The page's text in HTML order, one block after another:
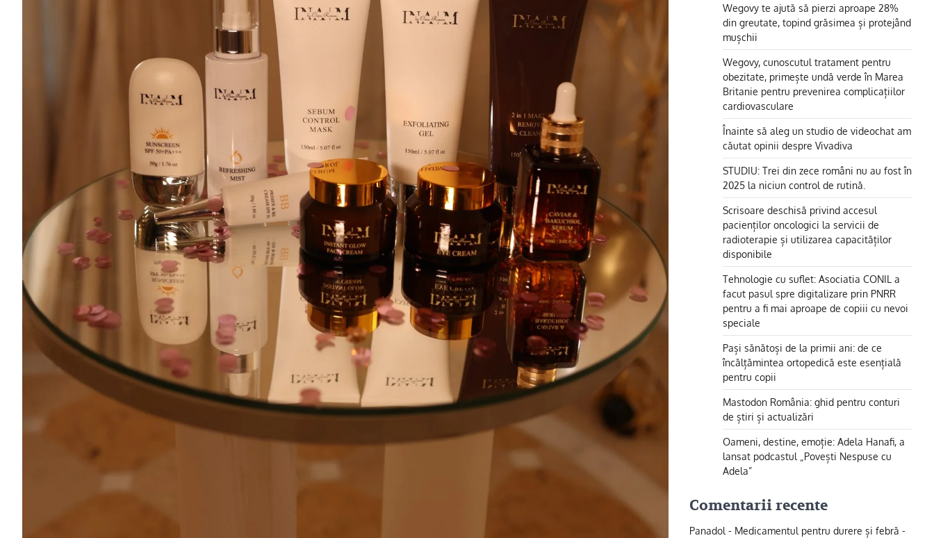
Wegovy te ajută să pierzi aproape 28%
din greutate, topind grăsimea și protejând
mușchii
Wegovy, cunoscutul tratament pentru
obezitate, primește undă verde în Marea
Britanie pentru prevenirea complicațiilor
cardiovasculare
Înainte să aleg un studio de videochat am
căutat opinii despre Vivadiva
STUDIU: Trei din zece români nu au fost în
2025 la niciun control de rutină.
Scrisoare deschisă privind accesul
pacienților oncologici la servicii de
radioterapie și utilizarea capacităților
disponibile
Tehnologie cu suflet: Asociatia CONIL a
facut pasul spre digitalizare prin PNRR
pentru a fi mai aproape de copiii cu nevoi
speciale
Pași sănătoși de la primii ani: de ce
încălțămintea ortopedică este esențială
pentru copii
Mastodon România: ghid pentru conturi
de știri și actualizări
Oameni, destine, emoție: Adela Hanafi, a
lansat podcastul „Povești Nespuse cu
Adela”
Comentarii recente
Panadol - Medicamentul pentru durere și febră -